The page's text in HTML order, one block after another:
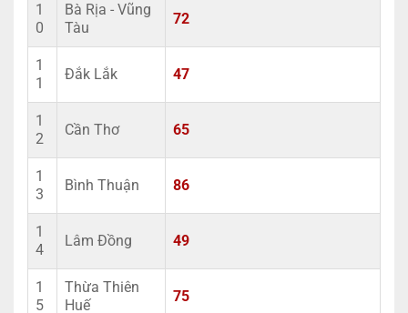
1
0
Bà Rịa - Vũng
Tàu
72
1
1
Đắk Lắk 47
1
2
Cần Thơ 65
1
3
Bình Thuận 86
1
4
Lâm Đồng 49
1
5
Thừa Thiên
Huế
75